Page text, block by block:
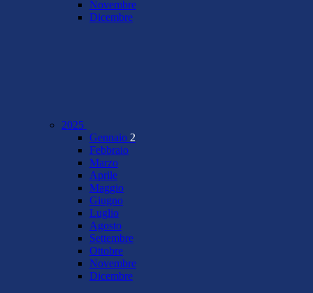
Novembre
Dicembre
2025
Gennaio 2
Febbraio
Marzo
Aprile
Maggio
Giugno
Luglio
Agosto
Settembre
Ottobre
Novembre
Dicembre